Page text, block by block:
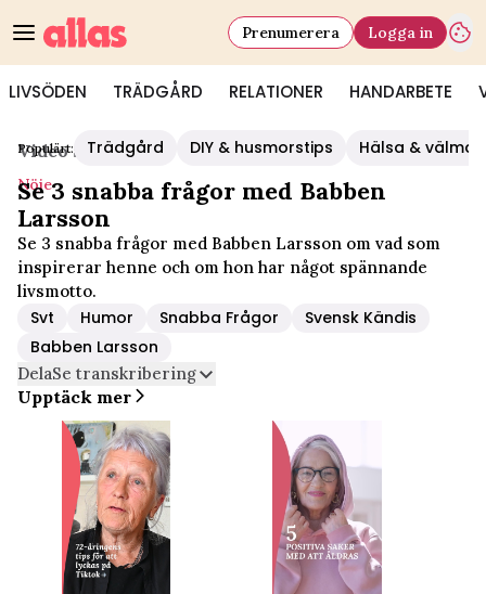
LIVSÖDEN TRÄDGÅRD RELATIONER HANDARBETE
Prenumerera Logga in
Populärt: Trädgård DIY & husmorstips Hälsa &
Video Start/Nöje
Nöje
Se 3 snabba frågor med Babben
Larsson
Se 3 snabba frågor med Babben Larsson om vad som
inspirerar henne och om hon har något spännande
livsmotto.
Svt Humor Snabba Frågor
Svensk Kändis
Babben Larsson
DelaSe transkribering
Upptäck mer